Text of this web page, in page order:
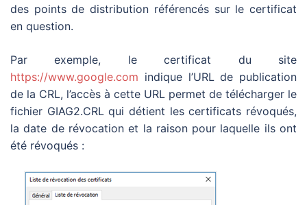
des points de distribution référencés sur le certificat
en question.
Par exemple, le certificat du site
https://www.google.com indique l’URL de publication
de la CRL, l’accès à cette URL permet de télécharger le
fichier GIAG2.CRL qui détient les certificats révoqués,
la date de révocation et la raison pour laquelle ils ont
été révoqués :